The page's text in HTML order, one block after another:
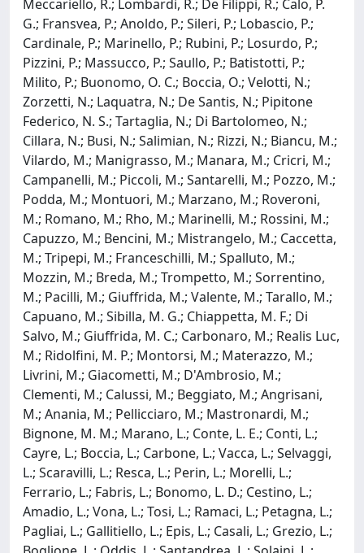
Meccariello, R.; Lombardi, R.; De Filippi, R.; Calo, P.
G.; Fransvea, P.; Anoldo, P.; Sileri, P.; Lobascio, P.;
Cardinale, P.; Marinello, P.; Rubini, P.; Losurdo, P.;
Pizzini, P.; Massucco, P.; Saullo, P.; Batistotti, P.;
Milito, P.; Buonomo, O. C.; Boccia, O.; Velotti, N.;
Zorzetti, N.; Laquatra, N.; De Santis, N.; Pipitone
Federico, N. S.; Tartaglia, N.; Di Bartolomeo, N.;
Cillara, N.; Busi, N.; Salimian, N.; Rizzi, N.; Biancu, M.;
Vilardo, M.; Manigrasso, M.; Manara, M.; Cricri, M.;
Campanelli, M.; Piccoli, M.; Santarelli, M.; Pozzo, M.;
Podda, M.; Montuori, M.; Marzano, M.; Roveroni,
M.; Romano, M.; Rho, M.; Marinelli, M.; Rossini, M.;
Capuzzo, M.; Bencini, M.; Mistrangelo, M.; Caccetta,
M.; Tripepi, M.; Franceschilli, M.; Spalluto, M.;
Mozzin, M.; Breda, M.; Trompetto, M.; Sorrentino,
M.; Pacilli, M.; Giuffrida, M.; Valente, M.; Tarallo, M.;
Capuano, M.; Sibilla, M. G.; Chiappetta, M. F.; Di
Salvo, M.; Giuffrida, M. C.; Carbonaro, M.; Realis Luc,
M.; Ridolfini, M. P.; Montorsi, M.; Materazzo, M.;
Livrini, M.; Giacometti, M.; D'Ambrosio, M.;
Clementi, M.; Calussi, M.; Beggiato, M.; Angrisani,
M.; Anania, M.; Pellicciaro, M.; Mastronardi, M.;
Bignone, M. M.; Marano, L.; Conte, L. E.; Conti, L.;
Cayre, L.; Boccia, L.; Carbone, L.; Vacca, L.; Selvaggi,
L.; Scaravilli, L.; Resca, L.; Perin, L.; Morelli, L.;
Ferrario, L.; Fabris, L.; Bonomo, L. D.; Cestino, L.;
Amadio, L.; Vona, L.; Tosi, L.; Ramaci, L.; Petagna, L.;
Pagliai, L.; Gallitiello, L.; Epis, L.; Casali, L.; Grezio, L.;